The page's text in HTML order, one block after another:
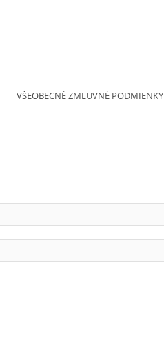
VŠEOBECNÉ ZMLUVNÉ PODMIENKY